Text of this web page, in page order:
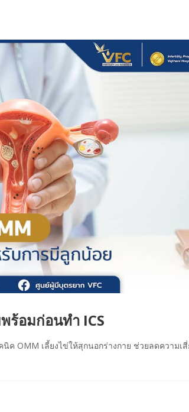
ร้อมก่อนทำ ICS
ค OMM เลี้ยงไข่ให้สุกนอกร่างกาย ช่วยลดความเ